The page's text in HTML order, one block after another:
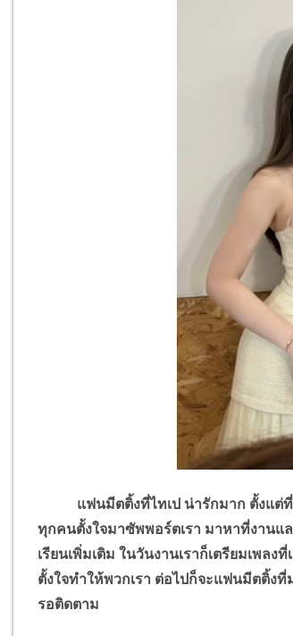
แฟนมีตติ้งที่ไทเป น่ารักมาก ตั้งแต่ที่ส
ทุกคนตั้งใจมาซัพพอร์ตเรา มาหาที่งานแ
เรียนเพิ่มเติม ในวันงานเราก็เตรียมเพ
ตั้งใจทำให้พวกเรา ต่อไปก็จะแฟนมีตติ้ง
รอติดตาม